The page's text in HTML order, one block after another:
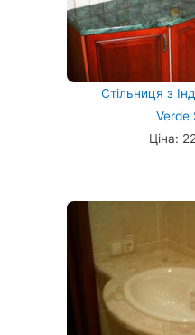
Стільниця з
Verde
Ціна: